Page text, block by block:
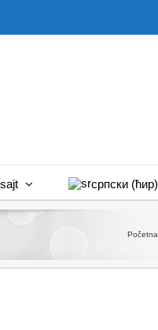
српски (ћир)
Početna